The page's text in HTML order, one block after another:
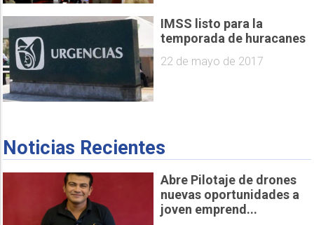
IMSS listo para la
temporada de huracanes
22 de mayo de 2017
Noticias Recientes
Abre Pilotaje de drones
nuevas oportunidades a
joven emprend...